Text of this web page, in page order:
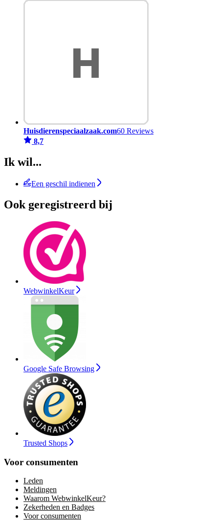
Huisdierenspeciaalzaak.com60 Reviews
8,7
Ik wil...
Een geschil indienen
Ook geregistreerd bij
WebwinkelKeur
Google Safe Browsing
Trusted Shops
Voor consumenten
Leden
Meldingen
Waarom WebwinkelKeur?
Zekerheden en Badges
Voor consumenten